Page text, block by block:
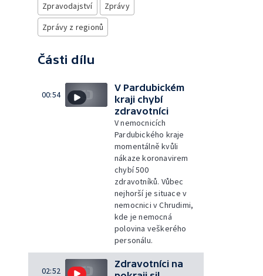
Zpravodajství
Zprávy
Zprávy z regionů
Části dílu
00:54
V Pardubickém
kraji chybí
zdravotníci
V nemocnicích
Pardubického kraje
momentálně kvůli
nákaze koronavirem
chybí 500
zdravotníků. Vůbec
nejhorší je situace v
nemocnici v Chrudimi,
kde je nemocná
polovina veškerého
personálu.
02:52
Zdravotníci na